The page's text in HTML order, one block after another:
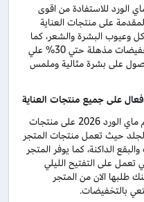
الورد للاستفادة من اقوى
بقيمة حتي 10% المقدمة على منتجات العناية
وعيوب البشرة والشعر، كما
يقدم كود خصم ماي الورد وعد التركي تخفيضات مذهلة حتي 30% علي
على بشرة مثالية وملمس
استفيدي الأن من أقوى عروض كود خصم ماي الورد 2026 على منتجات
الجلد حيث تعمل منتجات المتجر
الداكنة، كما يوفر المتجر
تعمل على التفتيح الليلي
طلبها الان من المتجر
بالتخفيضات.